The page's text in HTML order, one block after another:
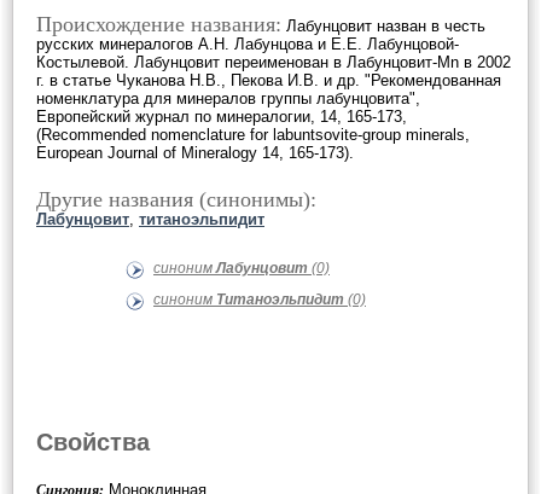
Происхождение названия: Лабунцовит назван в честь
русских минералогов А.Н. Лабунцова и Е.Е. Лабунцовой-
Костылевой. Лабунцовит переименован в Лабунцовит-Mn в 2002
г. в статье Чуканова Н.В., Пекова И.В. и др. "Рекомендованная
номенклатура для минералов группы лабунцовита",
Европейский журнал по минералогии, 14, 165-173,
(Recommended nomenclature for labuntsovite-group minerals,
European Journal of Mineralogy 14, 165-173).
Другие названия (синонимы):
Лабунцовит, титаноэльпидит
синонимЛабунцовит (0)
синоним Титаноэльпидит (0)
Свойства
Сингония: Моноклинная